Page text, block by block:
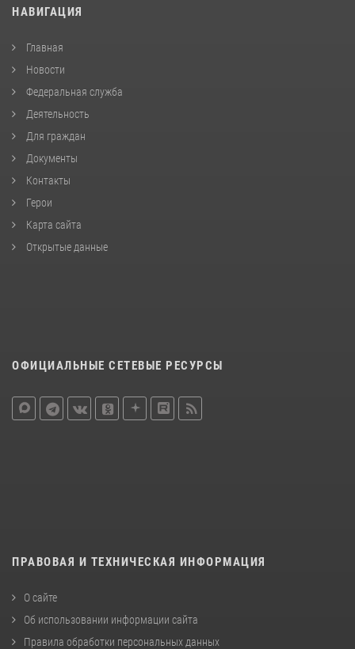
НАВИГАЦИЯ
Главная
Новости
Федеральная служба
Деятельность
Для граждан
Документы
Контакты
Герои
Карта сайта
Открытые данные
ОФИЦИАЛЬНЫЕ СЕТЕВЫЕ РЕСУРСЫ
ПРАВОВАЯ И ТЕХНИЧЕСКАЯ ИНФОРМАЦИЯ
О сайте
Об использовании информации сайта
Правила обработки персональных данных